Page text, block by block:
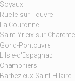
Soyaux
Ruelle-sur-Touvre
La Couronne
Saint-Yrieix-sur-Charente
Gond-Pontouvre
L'Isle-d'Espagnac
Champniers
Barbezieux-Saint-Hilaire